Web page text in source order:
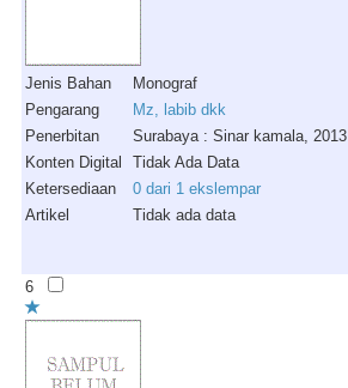
Jenis Bahan
Monograf
Pengarang
Mz, labib dkk
Penerbitan
Surabaya : Sinar kamala, 2013
Konten Digital
Tidak Ada Data
Ketersediaan
0 dari 1 ekslempar
Artikel
Tidak ada data
6